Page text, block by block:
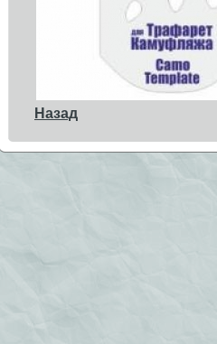
Назад